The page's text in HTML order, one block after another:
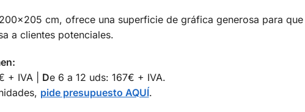
cm, ofrece una superficie de gráfica generosa para
a clientes potenciales.
+ IVA | De 6 a 12 uds: 167€ + IVA.
pide presupuesto AQUÍ.